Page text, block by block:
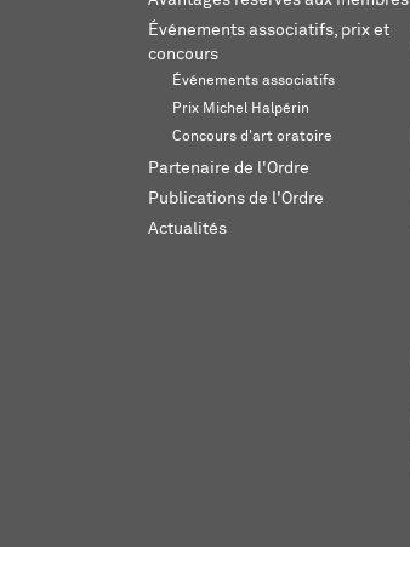
Événements associatifs, prix et
concours
Événements associatifs
Prix Michel Halpérin
Concours d'art oratoire
Partenaire de l'Ordre
Publications de l'Ordre
Actualités